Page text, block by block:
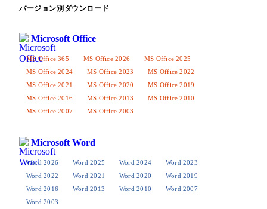
バージョン別ダウンロード
Microsoft Office
MS Office 365 MS Office 2026
MS Office 2025
MS Office 2024
MS Office 2023
MS Office 2022
MS Office 2021
MS Office 2020
MS Office 2019
MS Office 2016
MS Office 2013
MS Office 2010
MS Office 2007
MS Office 2003
Microsoft Word
Word 2026 Word 2025 Word 2024
Word 2023
Word 2022
Word 2021 Word 2020
Word 2019
Word 2016
Word 2013 Word 2010
Word 2007
Word 2003